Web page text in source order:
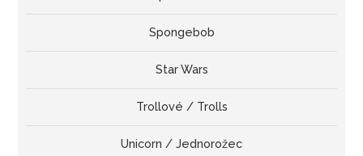
Spongebob
Star Wars
Trollové / Trolls
Unicorn / Jednorožec